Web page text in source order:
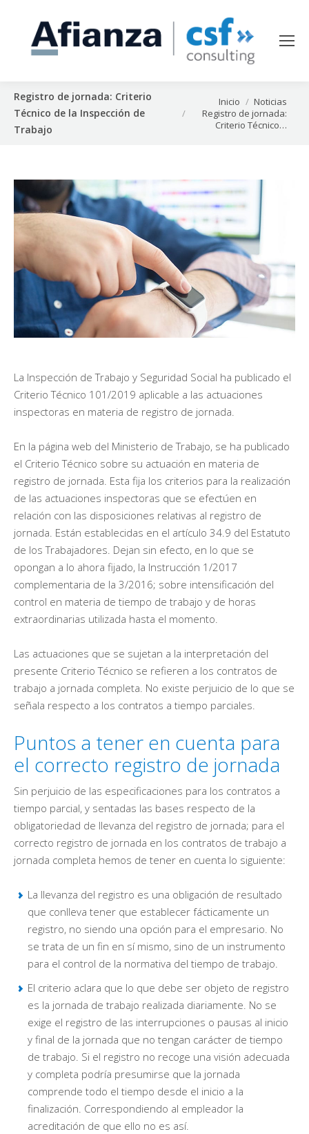
Registro de jornada: Criterio
Técnico de la Inspección de
Trabajo
Estás aquí:Inicio
Noticias
Registro de jornada:
Criterio Técnico…
La Inspección de Trabajo y Seguridad Social ha publicado el
Criterio Técnico 101/2019 aplicable a las actuaciones
inspectoras en materia de registro de jornada.
En la página web del Ministerio de Trabajo, se ha publicado
el Criterio Técnico sobre su actuación en materia de
registro de jornada. Esta fija los criterios para la realización
de las actuaciones inspectoras que se efectúen en
relación con las disposiciones relativas al registro de
jornada. Están establecidas en el artículo 34.9 del Estatuto
de los Trabajadores. Dejan sin efecto, en lo que se
opongan a lo ahora fijado, la Instrucción 1/2017
complementaria de la 3/2016; sobre intensificación del
control en materia de tiempo de trabajo y de horas
extraordinarias utilizada hasta el momento.
Las actuaciones que se sujetan a la interpretación del
presente Criterio Técnico se refieren a los contratos de
trabajo a jornada completa. No existe perjuicio de lo que se
señala respecto a los contratos a tiempo parciales.
Puntos a tener en cuenta para
el correcto registro de jornada
Sin perjuicio de las especificaciones para los contratos a
tiempo parcial, y sentadas las bases respecto de la
obligatoriedad de llevanza del registro de jornada; para el
correcto registro de jornada en los contratos de trabajo a
jornada completa hemos de tener en cuenta lo siguiente:
La llevanza del registro es una obligación de resultado
que conlleva tener que establecer fácticamente un
registro, no siendo una opción para el empresario. No
se trata de un fin en sí mismo, sino de un instrumento
para el control de la normativa del tiempo de trabajo.
El criterio aclara que lo que debe ser objeto de registro
es la jornada de trabajo realizada diariamente. No se
exige el registro de las interrupciones o pausas al inicio
y final de la jornada que no tengan carácter de tiempo
de trabajo. Si el registro no recoge una visión adecuada
y completa podría presumirse que la jornada
comprende todo el tiempo desde el inicio a la
finalización. Correspondiendo al empleador la
acreditación de que ello no es así.